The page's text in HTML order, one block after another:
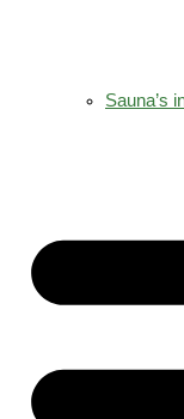
Sauna’s